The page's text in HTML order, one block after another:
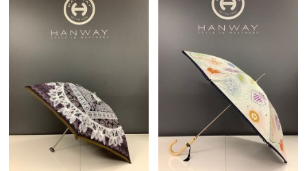
レディース
カテゴリー
ブランド
BLUNT
価格の高い
人気順
売上点数順
お気に入り